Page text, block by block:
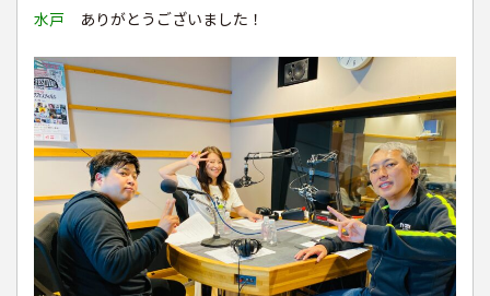
水戸 ありがとうございました！